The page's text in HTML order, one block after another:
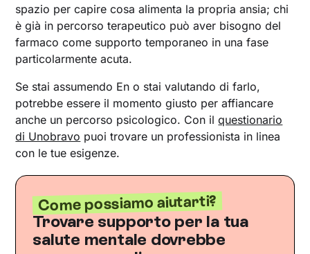
spazio per capire cosa alimenta la propria ansia; chi
è già in percorso terapeutico può aver bisogno del
farmaco come supporto temporaneo in una fase
particolarmente acuta.
Se stai assumendo En o stai valutando di farlo,
potrebbe essere il momento giusto per affiancare
anche un percorso psicologico. Con ilquestionario
di Unobravo puoi trovare un professionista in linea
con le tue esigenze.
Come possiamo aiutarti?
Trovare supporto per la tua
salute mentale dovrebbe